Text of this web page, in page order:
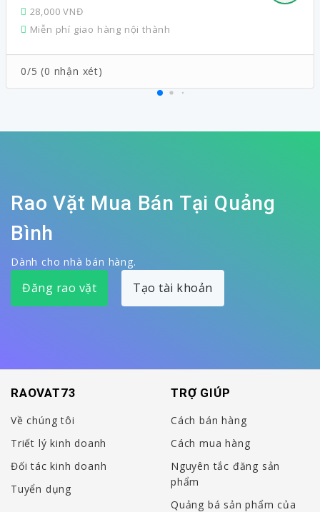
28,000 VNĐ
Miễn phí giao hàng nội thành
0/5 (0 nhận xét)
Rao Vặt Mua Bán Tại Quảng
Bình
Dành cho nhà bán hàng.
Đăng rao vặt Tạo tài khoản
RAOVAT73
Về chúng tôi
Triết lý kinh doanh
Đối tác kinh doanh
Tuyển dụng
TRỢ GIÚP
Cách bán hàng
Cách mua hàng
Nguyên tắc đăng sản
phẩm
Quảng bá sản phẩm của